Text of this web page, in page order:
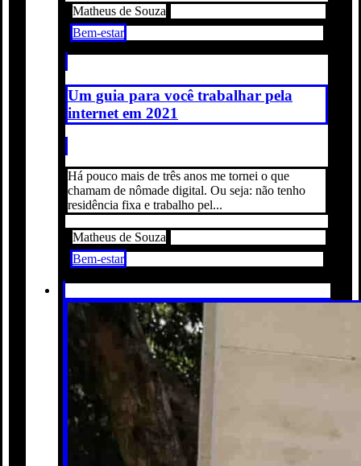
Matheus de Souza
Bem-estar
Um guia para você trabalhar pela
internet em 2021
Há pouco mais de três anos me tornei o que
chamam de nômade digital. Ou seja: não tenho
residência fixa e trabalho pel...
Matheus de Souza
Bem-estar